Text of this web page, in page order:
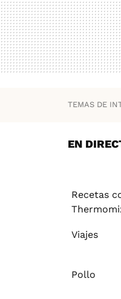
TEMAS DE
EN
Recetas
Viajes
Pollo